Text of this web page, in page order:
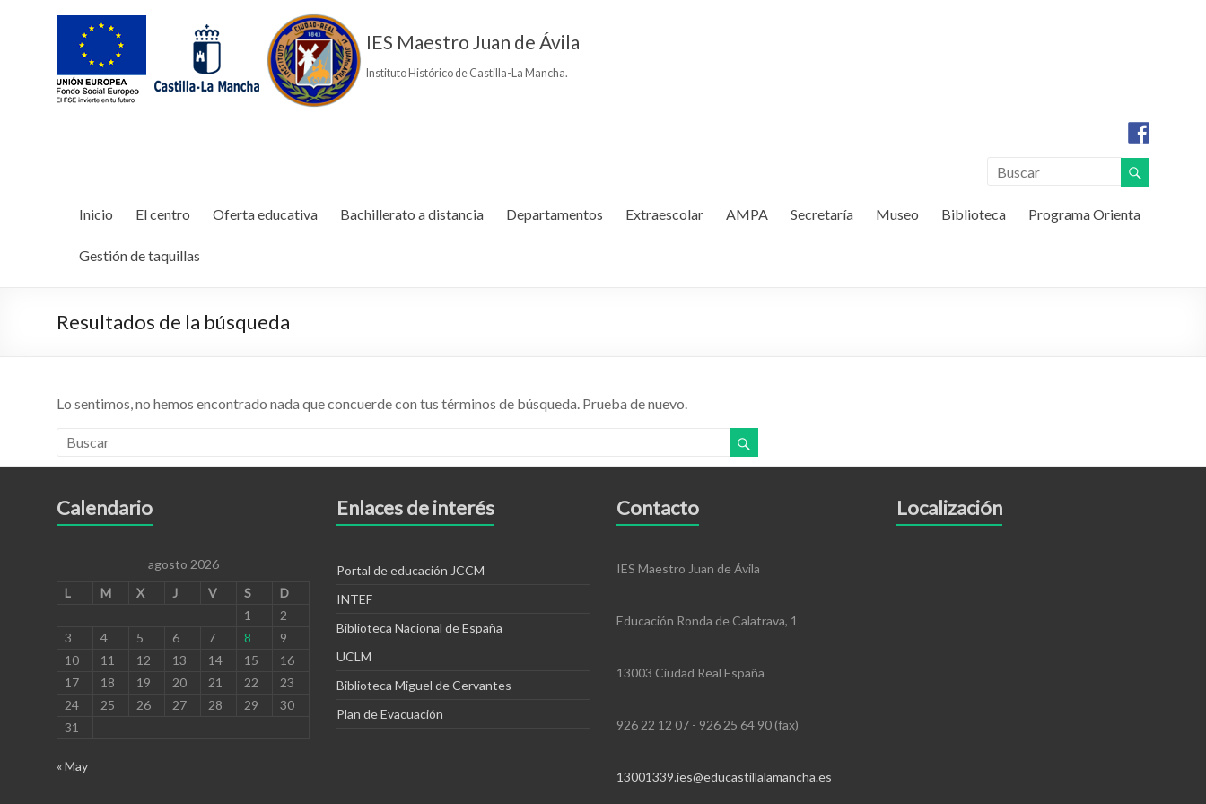
IES Maestro Juan de Ávila
Instituto Histórico de Castilla-La Mancha.
Inicio El centro Oferta educativa Bachillerato a distancia Departamentos Extraescolar AMPA Secretaría Museo Biblioteca Programa Orienta
Gestión de taquillas
Resultados de la búsqueda
Lo sentimos, no hemos encontrado nada que concuerde con tus términos de búsqueda. Prueba de nuevo.
Calendario
agosto 2026
L
M X J V S
D
1
2
3
4 5 6 7 8
9
10
11 12 13 14 15
16
17
18 19 20 21 22
23
24
25 26 27 28 29
30
31
« May
Enlaces de interés
Portal de educación JCCM
INTEF
Biblioteca Nacional de España
UCLM
Biblioteca Miguel de Cervantes
Plan de Evacuación
Contacto
IES Maestro Juan de Ávila
Educación Ronda de Calatrava, 1
13003 Ciudad Real España
926 22 12 07 - 926 25 64 90 (fax)
13001339.ies@educastillalamancha.es
Localización